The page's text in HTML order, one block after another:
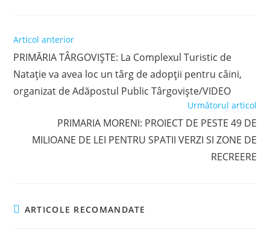
Read
articles
Articol anterior
PRIMĂRIA TÂRGOVIȘTE: La Complexul Turistic de
Natație va avea loc un târg de adopții pentru câini,
organizat de Adăpostul Public Târgoviște/VIDEO
Următorul articol
PRIMARIA MORENI: PROIECT DE PESTE 49 DE
MILIOANE DE LEI PENTRU SPATII VERZI SI ZONE DE
RECREERE
ARTICOLE RECOMANDATE